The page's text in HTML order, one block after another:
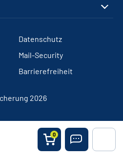
0
Datenschutz
Mail-Security
Barrierefreiheit
2026